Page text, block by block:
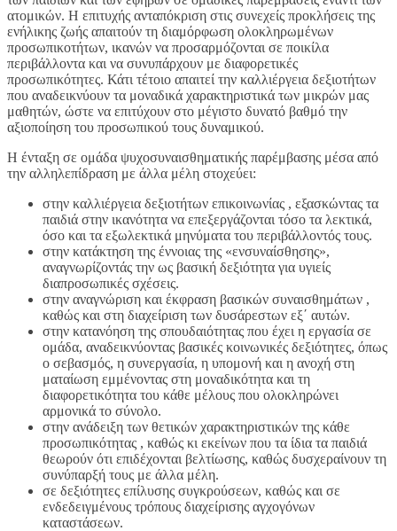
ατομικών. Η επιτυχής ανταπόκριση στις συνεχείς προκλήσεις της
ενήλικης ζωής απαιτούν τη διαμόρφωση ολοκληρωμένων
προσωπικοτήτων, ικανών να προσαρμόζονται σε ποικίλα
περιβάλλοντα και να συνυπάρχουν με διαφορετικές
προσωπικότητες. Κάτι τέτοιο απαιτεί την καλλιέργεια δεξιοτήτων
που αναδεικνύουν τα μοναδικά χαρακτηριστικά των μικρών μας
μαθητών, ώστε να επιτύχουν στο μέγιστο δυνατό βαθμό την
αξιοποίηση του προσωπικού τους δυναμικού.
Η ένταξη σε ομάδα ψυχοσυναισθηματικής παρέμβασης μέσα από
την αλληλεπίδραση με άλλα μέλη στοχεύει:
στην καλλιέργεια δεξιοτήτων επικοινωνίας , εξασκώντας τα
παιδιά στην ικανότητα να επεξεργάζονται τόσο τα λεκτικά,
όσο και τα εξωλεκτικά μηνύματα του περιβάλλοντός τους.
στην κατάκτηση της έννοιας της «ενσυναίσθησης»,
αναγνωρίζοντάς την ως βασική δεξιότητα για υγιείς
διαπροσωπικές σχέσεις.
στην αναγνώριση και έκφραση βασικών συναισθημάτων ,
καθώς και στη διαχείριση των δυσάρεστων εξ΄ αυτών.
στην κατανόηση της σπουδαιότητας που έχει η εργασία σε
ομάδα, αναδεικνύοντας βασικές κοινωνικές δεξιότητες, όπως
ο σεβασμός, η συνεργασία, η υπομονή και η ανοχή στη
ματαίωση εμμένοντας στη μοναδικότητα και τη
διαφορετικότητα του κάθε μέλους που ολοκληρώνει
αρμονικά το σύνολο.
στην ανάδειξη των θετικών χαρακτηριστικών της κάθε
προσωπικότητας , καθώς κι εκείνων που τα ίδια τα παιδιά
θεωρούν ότι επιδέχονται βελτίωσης, καθώς δυσχεραίνουν τη
συνύπαρξή τους με άλλα μέλη.
σε δεξιότητες επίλυσης συγκρούσεων, καθώς και σε
ενδεδειγμένους τρόπους διαχείρισης αγχογόνων
καταστάσεων.